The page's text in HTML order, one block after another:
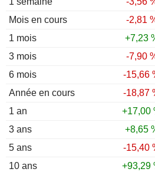
Mois en cours
-2,81
1 mois
+7,23
3 mois
-7,90
6 mois
-15,66
Année en cours
-18,87
1 an
+17,00
3 ans
+8,65
5 ans
-15,40
10 ans
+93,29